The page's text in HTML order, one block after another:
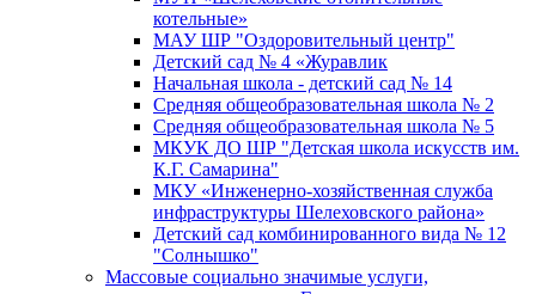
котельные»
МАУ ШР "Оздоровительный центр"
Детский сад № 4 «Журавлик
Начальная школа - детский сад № 14
Средняя общеобразовательная школа № 2
Средняя общеобразовательная школа № 5
МКУК ДО ШР "Детская школа искусств им.
К.Г. Самарина"
МКУ «Инженерно-хозяйственная служба
инфраструктуры Шелеховского района»
Детский сад комбинированного вида № 12
"Солнышко"
Массовые социально значимые услуги,